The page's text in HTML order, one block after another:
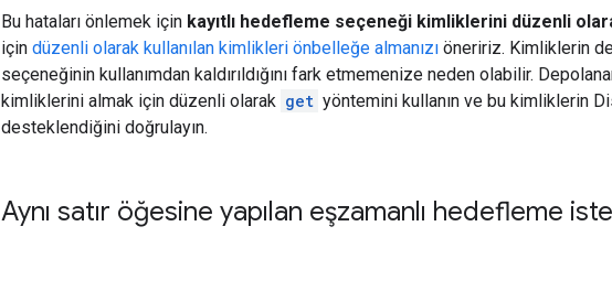
Bu hataları önlemek için kayıtlı hedefleme seçeneği kimliklerini düzenli
için düzenli olarak kullanılan kimlikleri önbelleğe almanızı öneririz. Kimliklerin
seçeneğinin kullanımdan kaldırıldığını fark etmemenize neden olabilir.
kimliklerini almak için düzenli olarak get yöntemini kullanın ve bu kimliklerin
desteklendiğini doğrulayın.
Aynı satır öğesine yapılan eşzamanlı hedefleme